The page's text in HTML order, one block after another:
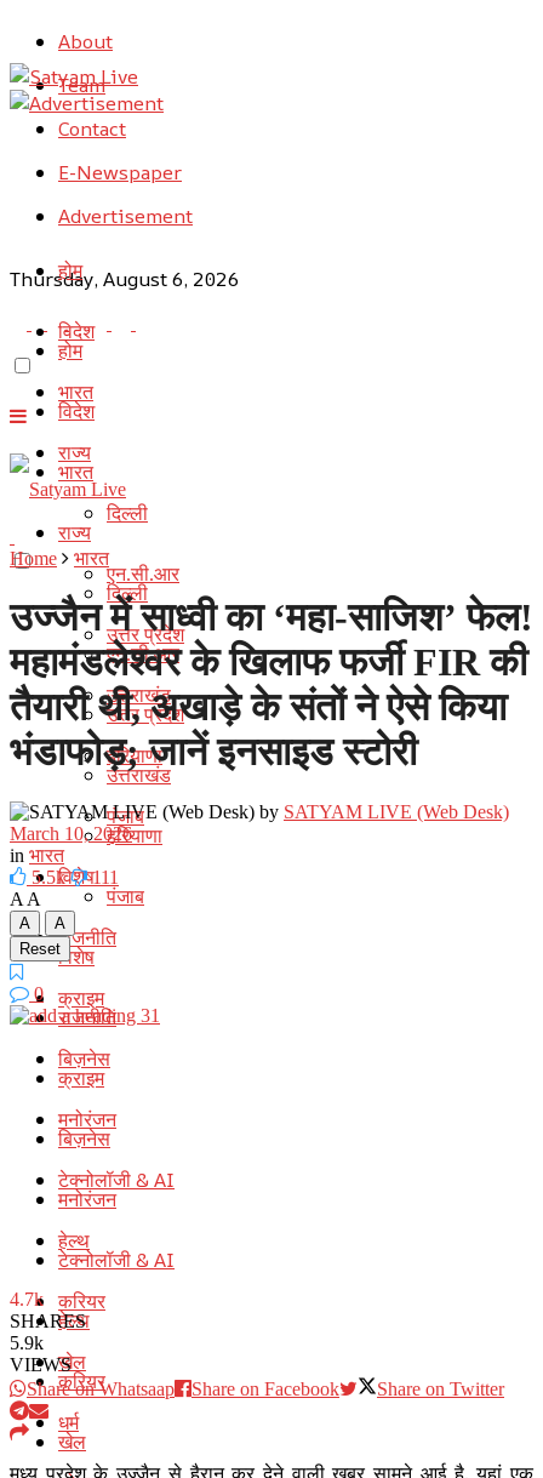
About
Team
Contact
E-Newspaper
Advertisement
Thursday, August 6, 2026
होम
विदेश
भारत
राज्य
दिल्ली
एन.सी.आर
उत्तर प्रदेश
उत्तराखंड
हरियाणा
पंजाब
विशेष
राजनीति
क्राइम
बिज़नेस
मनोरंजन
टेक्नोलॉजी & AI
हेल्थ
करियर
खेल
धर्म
होम
विदेश
भारत
राज्य
दिल्ली
एन.सी.आर
उत्तर प्रदेश
उत्तराखंड
हरियाणा
पंजाब
विशेष
राजनीति
क्राइम
बिज़नेस
मनोरंजन
टेक्नोलॉजी & AI
हेल्थ
करियर
खेल
Home भारत
उज्जैन में साध्वी का ‘महा-साजिश’ फेल!
महामंडलेश्वर के खिलाफ फर्जी FIR की
तैयारी थी, अखाड़े के संतों ने ऐसे किया
भंडाफोड़; जानें इनसाइड स्टोरी
by SATYAM LIVE (Web Desk)
March 10, 2026
in भारत
5.5k
111
A A
A
A
Reset
0
4.7k
SHARES
5.9k
VIEWS
Share on Whatsaap
Share on Facebook Share on Twitter
मध्य प्रदेश के उज्जैन से हैरान कर देने वाली खबर सामने आई है. यहां एक